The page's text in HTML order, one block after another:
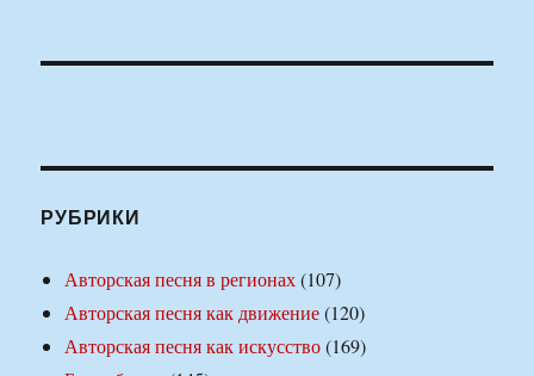
РУБРИКИ
Авторская песня в регионах(107)
Авторская песня как движение(120)
Авторская песня как искусство(169)